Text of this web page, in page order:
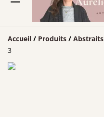
Accueil / Produits / Abstraits
3